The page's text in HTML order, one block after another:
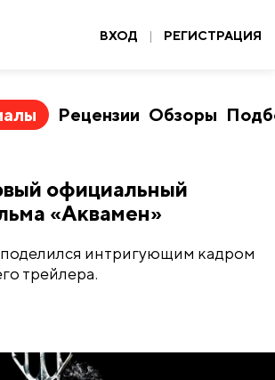
ВХОД | РЕГИСТРАЦИЯ
Рецензии Обзоры
официальный
«Аквамен»
интригующим кадром
трейлера.